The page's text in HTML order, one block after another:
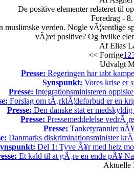
De positive elementer relateret til
Foredrag -
verden. Nogle vÃ¦sentlige
vÃ¦ret positive? Og hvilke
Af Elias
<< Forrige1 2
Udvalgt
Presse: Regeringen har tabt
Synspunkt: Vores krise er
Presse: Integrationsministeren
Forslag om tÃ¸rklÃ¦deforbud er en
Presse: Den danske stat er
Presse: Pressemeddelelse
Presse: Tanketyranniet
Danmarks diskriminationsminister
Del 1: Tyve Ã¥r med hetz
Et kald til at gÃ¸re en ende pÃ¥
Aktuelle